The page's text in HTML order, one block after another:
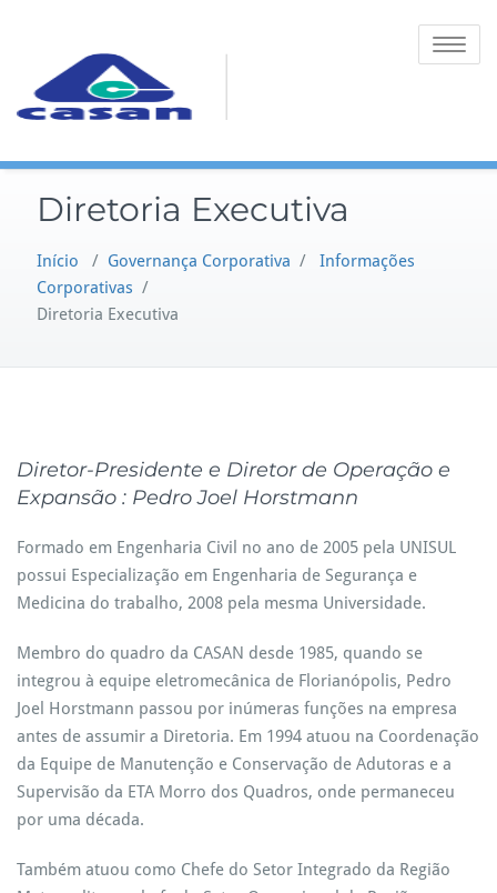
Toggle
Diretoria Executiva
Início / Governança Corporativa / Informações
Corporativas /
Diretoria Executiva
Diretor-Presidente e Diretor de Operação e
Expansão : Pedro Joel Horstmann
Formado em Engenharia Civil no ano de 2005 pela UNISUL
possui Especialização em Engenharia de Segurança e
Medicina do trabalho, 2008 pela mesma Universidade.
Membro do quadro da CASAN desde 1985, quando se
integrou à equipe eletromecânica de Florianópolis, Pedro
Joel Horstmann passou por inúmeras funções na empresa
antes de assumir a Diretoria. Em 1994 atuou na Coordenação
da Equipe de Manutenção e Conservação de Adutoras e a
Supervisão da ETA Morro dos Quadros, onde permaneceu
por uma década.
Também atuou como Chefe do Setor Integrado da Região